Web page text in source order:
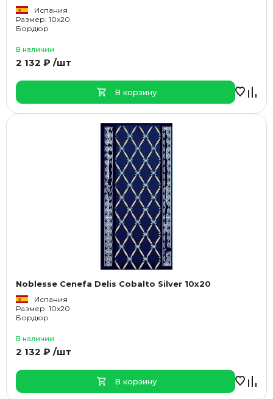
Испания
Размер: 10x20
Бордюр
В наличии
2 132 ₽ /шт
В корзину
Noblesse Cenefa Delis Cobalto Silver 10x20
Испания
Размер: 10x20
Бордюр
В наличии
2 132 ₽ /шт
В корзину